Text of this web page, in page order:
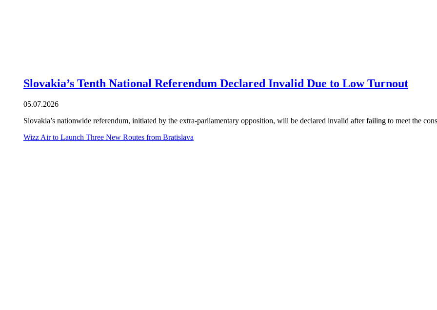
Slovakia’s Tenth National Referendum Declared Invalid Due to Low Turnout
05.07.2026
Slovakia’s nationwide referendum, initiated by the extra-parliamentary opposition, will be declared invalid after failing to meet the
Wizz Air to Launch Three New Routes from Bratislava